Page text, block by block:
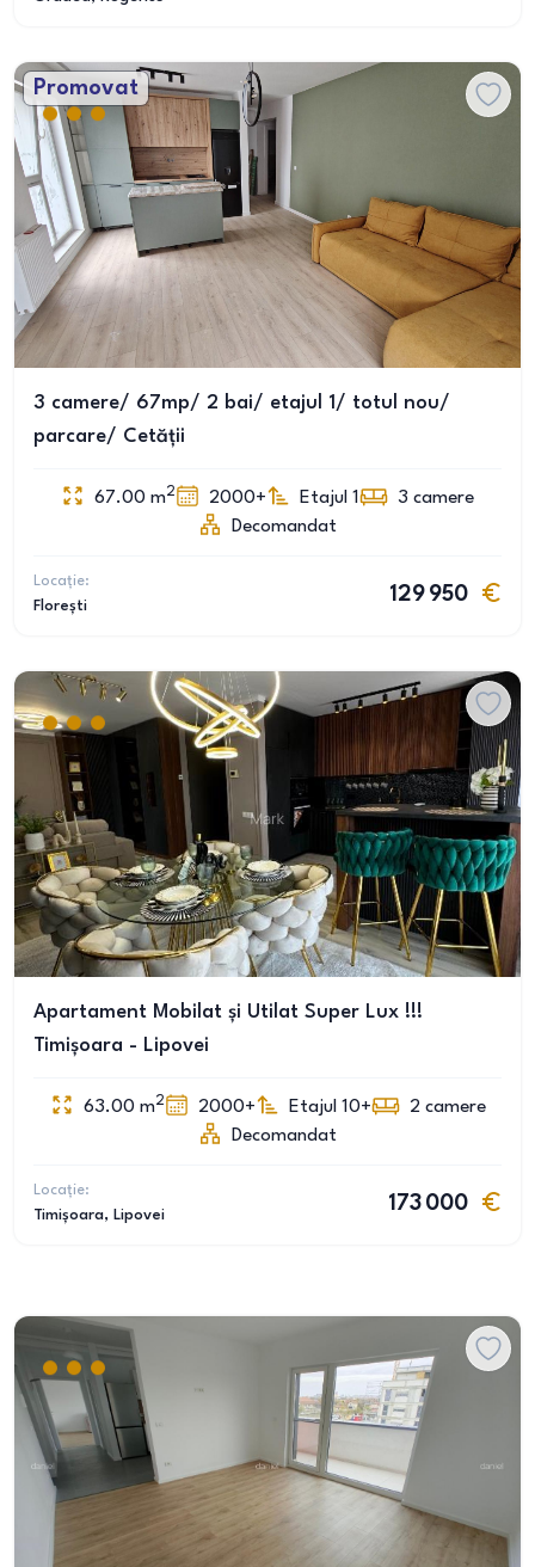
Promovat
3 camere/ 67mp/ 2 bai/ etajul 1/ totul nou/
parcare/ Cetății
67.00 m2 2000+ Etajul 1 3 camere
Decomandat
Locație:
Florești
129 950
Apartament Mobilat și Utilat Super Lux !!!
Timișoara - Lipovei
63.00 m2 2000+ Etajul 10+ 2 camere
Decomandat
Locație:
Timișoara, Lipovei
173 000